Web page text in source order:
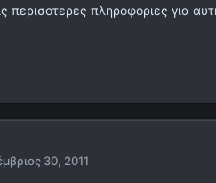
πληροφοριες για
30, 2011